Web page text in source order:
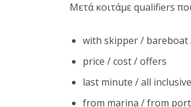
Μετά κοιτάμε qualifiers
with skipper / bareboat
price / cost / offers
last minute / all inclusive
from marina / from